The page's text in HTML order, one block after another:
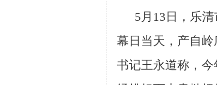
5月 13 日，乐
幕日当天，产自岭
书记王永道称，